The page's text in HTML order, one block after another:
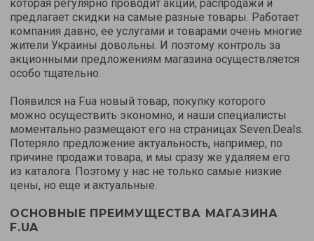
которая регулярно проводит акции, распродажи и
предлагает скидки на самые разные товары. Работает
компания давно, ее услугами и товарами очень многие
жители Украины довольны. И поэтому контроль за
акционными предложениям магазина осуществляется
особо тщательно.
Появился на F.ua новый товар, покупку которого
можно осуществить экономно, и наши специалисты
моментально размещают его на страницах Seven.Deals.
Потеряло предложение актуальность, например, по
причине продажи товара, и мы сразу же удаляем его
из каталога. Поэтому у нас не только самые низкие
цены, но еще и актуальные.
ОСНОВНЫЕ ПРЕИМУЩЕСТВА МАГАЗИНА
F.UA